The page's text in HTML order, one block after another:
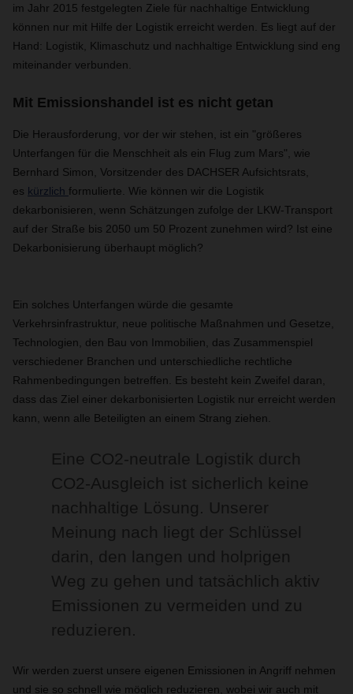
im Jahr 2015 festgelegten Ziele für nachhaltige Entwicklung
können nur mit Hilfe der Logistik erreicht werden. Es liegt auf der
Hand: Logistik, Klimaschutz und nachhaltige Entwicklung sind eng
miteinander verbunden.
Mit Emissionshandel ist es nicht getan
Die Herausforderung, vor der wir stehen, ist ein "größeres
Unterfangen für die Menschheit als ein Flug zum Mars", wie
Bernhard Simon, Vorsitzender des DACHSER Aufsichtsrats,
es kürzlich formulierte. Wie können wir die Logistik
dekarbonisieren, wenn Schätzungen zufolge der LKW-Transport
auf der Straße bis 2050 um 50 Prozent zunehmen wird? Ist eine
Dekarbonisierung überhaupt möglich?
Ein solches Unterfangen würde die gesamte
Verkehrsinfrastruktur, neue politische Maßnahmen und Gesetze,
Technologien, den Bau von Immobilien, das Zusammenspiel
verschiedener Branchen und unterschiedliche rechtliche
Rahmenbedingungen betreffen. Es besteht kein Zweifel daran,
dass das Ziel einer dekarbonisierten Logistik nur erreicht werden
kann, wenn alle Beteiligten an einem Strang ziehen.
Eine CO2-neutrale Logistik durch
CO2-Ausgleich ist sicherlich keine
nachhaltige Lösung. Unserer
Meinung nach liegt der Schlüssel
darin, den langen und holprigen
Weg zu gehen und tatsächlich aktiv
Emissionen zu vermeiden und zu
reduzieren.
Wir werden zuerst unsere eigenen Emissionen in Angriff nehmen
und sie so schnell wie möglich reduzieren, wobei wir auch mit